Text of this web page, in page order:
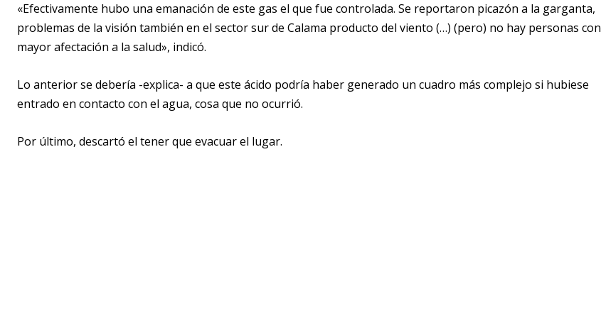
«Efectivamente hubo una emanación de este gas el que fue controlada. Se reportaron picazón a la garganta,
problemas de la visión también en el sector sur de Calama producto del viento (…) (pero) no hay personas con
mayor afectación a la salud», indicó.
Lo anterior se debería -explica- a que este ácido podría haber generado un cuadro más complejo si hubiese
entrado en contacto con el agua, cosa que no ocurrió.
Por último, descartó el tener que evacuar el lugar.